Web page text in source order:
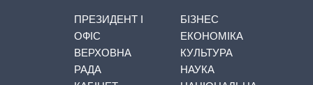
ПРЕЗИДЕНТ І
ОФІС
ВЕРХОВНА
РАДА
БІЗНЕС
ЕКОНОМІКА
КУЛЬТУРА
НАУКА